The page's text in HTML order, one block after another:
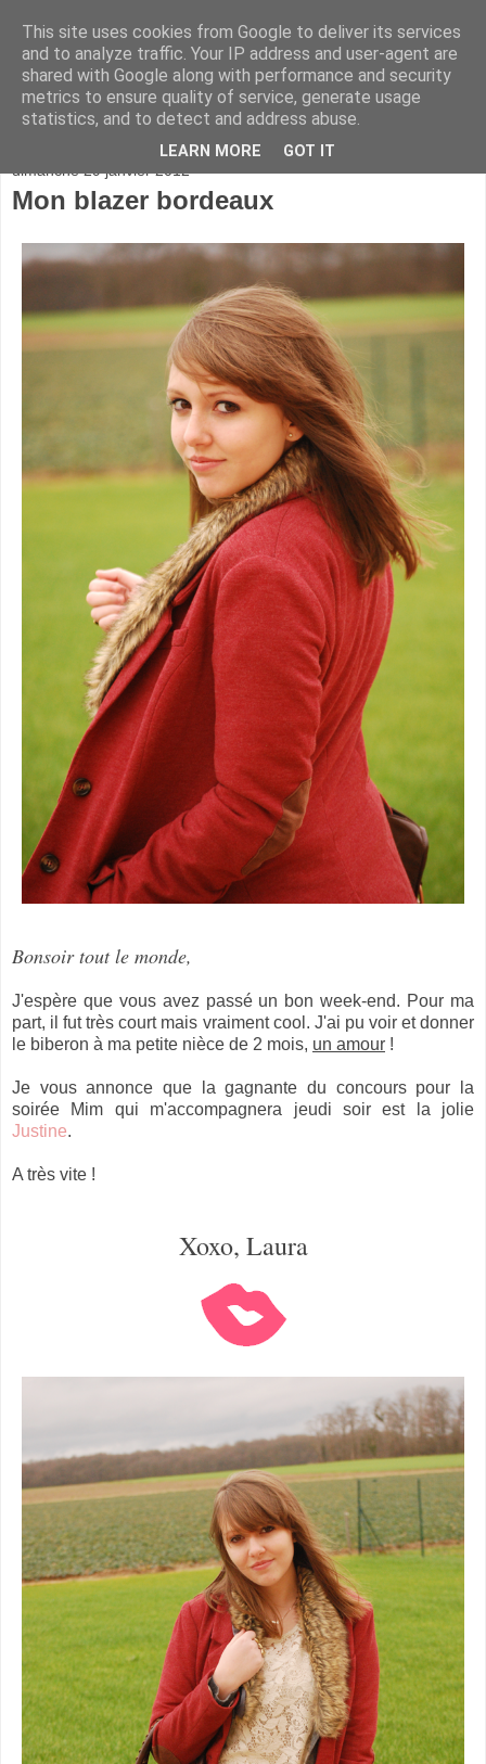
dimanche 29 janvier 2012
Mon blazer bordeaux
Bonsoir tout le monde,
J'espère que vous avez passé un bon week-end. Pour ma
part, il fut très court mais vraiment cool. J'ai pu voir et donner
le biberon à ma petite nièce de 2 mois, un amour !
Je vous annonce que la gagnante du concours pour la
soirée Mim qui m'accompagnera jeudi soir est la jolie
Justine.
A très vite !
Xoxo, Laura
This site uses cookies from Google to deliver its services
and to analyze traffic. Your IP address and user-agent are
shared with Google along with performance and security
metrics to ensure quality of service, generate usage
statistics, and to detect and address abuse.
LEARN MORE GOT IT